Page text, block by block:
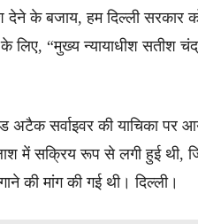
देने के बजाय, हम दिल्ली सरकार
लिए, “मुख्य न्यायाधीश सतीश
सर्वाइवर की याचिका पर
में सक्रिय रूप से लगी हुई थी,
की मांग की गई थी। दिल्ली।